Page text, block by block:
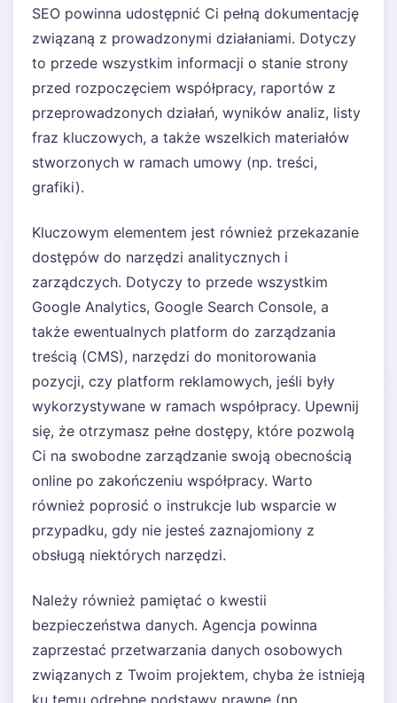
SEO powinna udostępnić Ci pełną dokumentację
związaną z prowadzonymi działaniami. Dotyczy
to przede wszystkim informacji o stanie strony
przed rozpoczęciem współpracy, raportów z
przeprowadzonych działań, wyników analiz, listy
fraz kluczowych, a także wszelkich materiałów
stworzonych w ramach umowy (np. treści,
grafiki).
Kluczowym elementem jest również przekazanie
dostępów do narzędzi analitycznych i
zarządczych. Dotyczy to przede wszystkim
Google Analytics, Google Search Console, a
także ewentualnych platform do zarządzania
treścią (CMS), narzędzi do monitorowania
pozycji, czy platform reklamowych, jeśli były
wykorzystywane w ramach współpracy. Upewnij
się, że otrzymasz pełne dostępy, które pozwolą
Ci na swobodne zarządzanie swoją obecnością
online po zakończeniu współpracy. Warto
również poprosić o instrukcje lub wsparcie w
przypadku, gdy nie jesteś zaznajomiony z
obsługą niektórych narzędzi.
Należy również pamiętać o kwestii
bezpieczeństwa danych. Agencja powinna
zaprzestać przetwarzania danych osobowych
związanych z Twoim projektem, chyba że istnieją